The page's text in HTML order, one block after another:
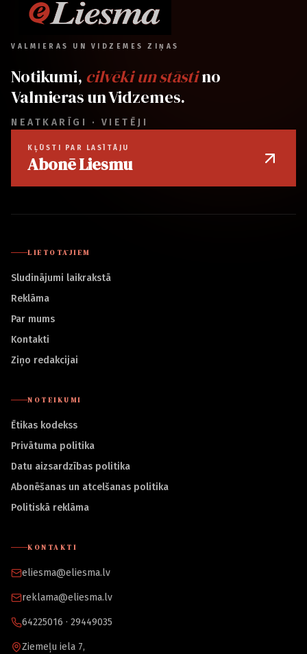
VALMIERAS UN VIDZEMES ZIŅAS
Notikumi, cilvēki un stāstino
Valmieras un Vidzemes.
NEATKARĪGI · VIETĒJI
KĻŪSTI PAR LASĪTĀJU
Abonē Liesmu
LIETOTĀJIEM
Sludinājumi laikrakstā
Reklāma
Par mums
Kontakti
Ziņo redakcijai
NOTEIKUMI
Ētikas kodekss
Privātuma politika
Datu aizsardzības politika
Abonēšanas un atcelšanas politika
Politiskā reklāma
KONTAKTI
eliesma@eliesma.lv
reklama@eliesma.lv
64225016 · 29449035
Ziemeļu iela 7,